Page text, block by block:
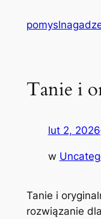
Tanie i
lut 2, 2026
w
Tanie i
rozwiązanie